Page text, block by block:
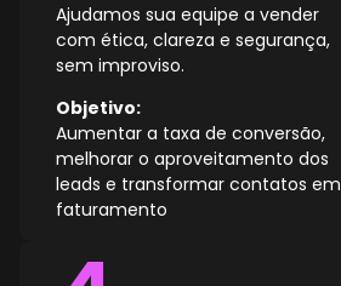
Ajudamos sua equipe a vender
com ética, clareza e segurança,
sem improviso.
Objetivo:
Aumentar a taxa de conversão,
melhorar o aproveitamento dos
leads e transformar contatos em
faturamento